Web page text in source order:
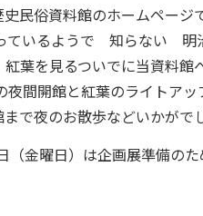
民俗資料館のホームページ
ているようで 知らない 明
葉を見るついでに当資料館
夜間開館と紅葉のライトア
で夜のお散歩などいかがで
（金曜日）は企画展準備の